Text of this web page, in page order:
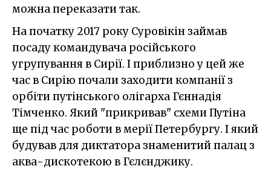
можна переказати так.
На початку 2017 року Суровікін займав
посаду командувача російського
угрупування в Сирії. І приблизно у цей же
час в Сирію почали заходити компанії з
орбіти путінського олігарха Гєннадія
Тімченко. Який "прикривав" схеми Путіна
ще під час роботи в мерії Петербургу. І який
будував для диктатора знаменитий палац з
аква-дискотекою в Гєлєнджику.